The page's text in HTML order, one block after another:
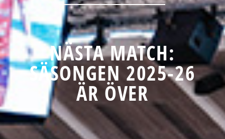
NÄSTA MATCH:
SÄSONGEN 2025-26
ÄR ÖVER